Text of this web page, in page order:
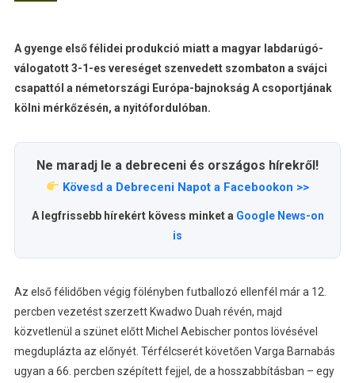
A gyenge első félidei produkció miatt a magyar labdarúgó-
válogatott 3-1-es vereséget szenvedett szombaton a svájci
csapattól a németországi Európa-bajnokság A csoportjának
kölni mérkőzésén, a nyitófordulóban.
Ne maradj le a debreceni és országos hírekről!
Kövesd a Debreceni Napot a Facebookon >>
A legfrissebb hírekért kövess minket a Google News-on
is
Az első félidőben végig fölényben futballozó ellenfél már a 12.
percben vezetést szerzett Kwadwo Duah révén, majd
közvetlenül a szünet előtt Michel Aebischer pontos lövésével
megduplázta az előnyét. Térfélcserét követően Varga Barnabás
ugyan a 66. percben szépített fejjel, de a hosszabbításban – egy